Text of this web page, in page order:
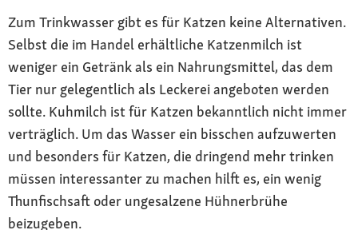
Zum Trinkwasser gibt es für Katzen keine Alternativen.
Selbst die im Handel erhältliche Katzenmilch ist
weniger ein Getränk als ein Nahrungsmittel, das dem
Tier nur gelegentlich als Leckerei angeboten werden
sollte. Kuhmilch ist für Katzen bekanntlich nicht immer
verträglich. Um das Wasser ein bisschen aufzuwerten
und besonders für Katzen, die dringend mehr trinken
müssen interessanter zu machen hilft es, ein wenig
Thunfischsaft oder ungesalzene Hühnerbrühe
beizugeben.